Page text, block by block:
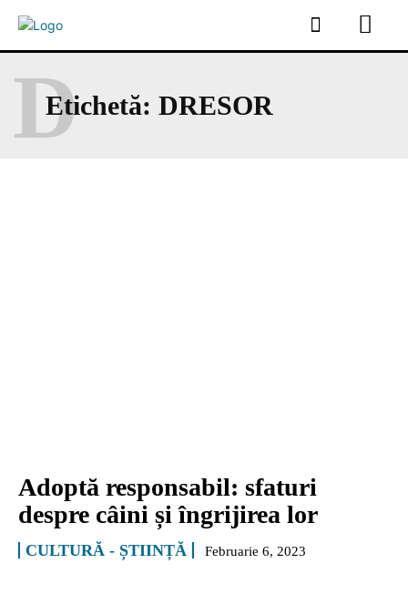
Etichetă: DRESOR
D
Adoptă responsabil: sfaturi
despre câini și îngrijirea lor
CULTURĂ - ȘTIINȚĂ Februarie 6, 2023